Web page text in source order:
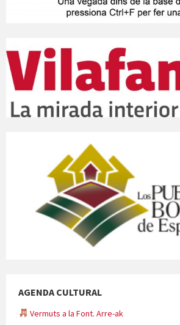
AGENDA CULTURAL
Vermuts a la Font. Arre-ak